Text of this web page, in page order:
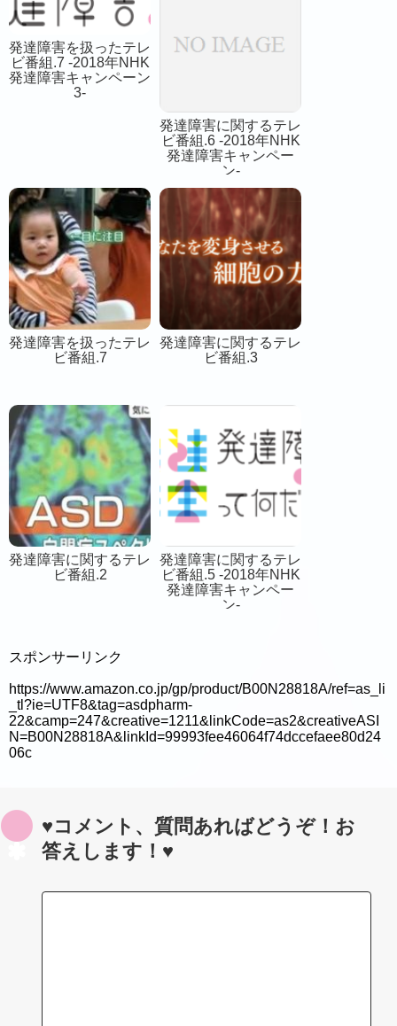
発達障害を扱ったテレ
ビ番組.7 -2018年NHK
発達障害キャンペーン
3-
発達障害に関するテレ
ビ番組.6 -2018年NHK
発達障害キャンペー
ン-
発達障害を扱ったテレ
ビ番組.7
発達障害に関するテレ
ビ番組.3
発達障害に関するテレ
ビ番組.2
発達障害に関するテレ
ビ番組.5 -2018年NHK
発達障害キャンペー
ン-
スポンサーリンク
https://www.amazon.co.jp/gp/product/B00N28818A/ref=as_li
_tl?ie=UTF8&tag=asdpharm-
22&camp=247&creative=1211&linkCode=as2&creativeASI
N=B00N28818A&linkId=99993fee46064f74dccefaee80d24
06c
♥コメント、質問あればどうぞ！お
答えします！♥